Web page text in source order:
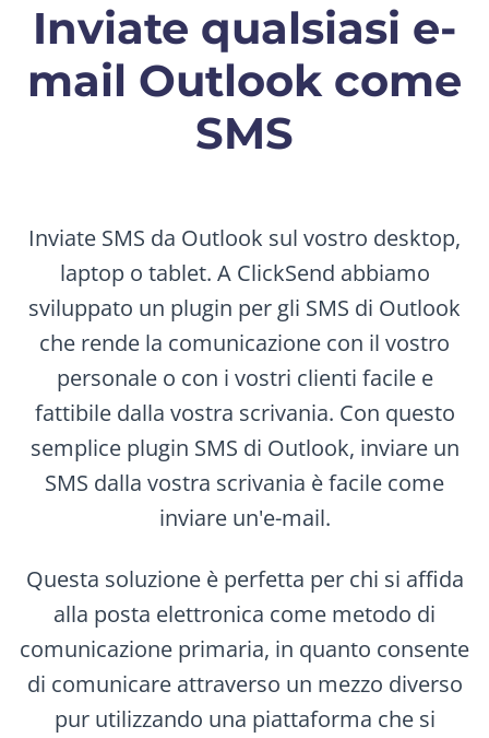
Inviate qualsiasi e-
mail Outlook come
SMS
Inviate SMS da Outlook sul vostro desktop,
laptop o tablet. A ClickSend abbiamo
sviluppato un plugin per gli SMS di Outlook
che rende la comunicazione con il vostro
personale o con i vostri clienti facile e
fattibile dalla vostra scrivania. Con questo
semplice plugin SMS di Outlook, inviare un
SMS dalla vostra scrivania è facile come
inviare un'e-mail.
Questa soluzione è perfetta per chi si affida
alla posta elettronica come metodo di
comunicazione primaria, in quanto consente
di comunicare attraverso un mezzo diverso
pur utilizzando una piattaforma che si